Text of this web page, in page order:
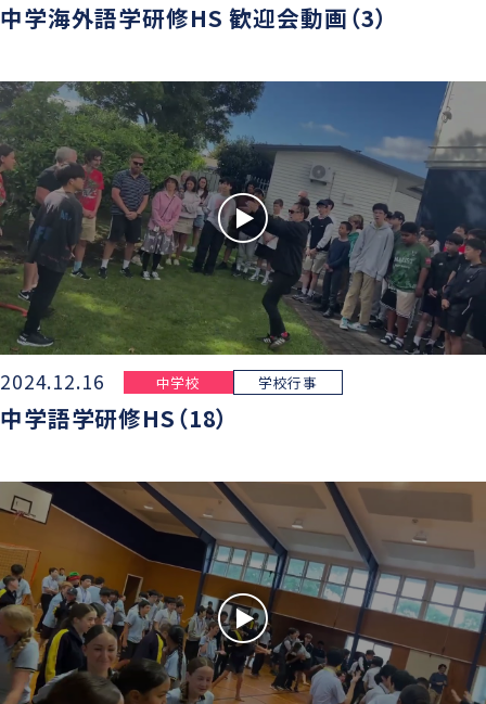
中学海外語学研修HS 歓迎会動画（3）
2024.12.16 中学校 学校行事
中学語学研修HS（18）